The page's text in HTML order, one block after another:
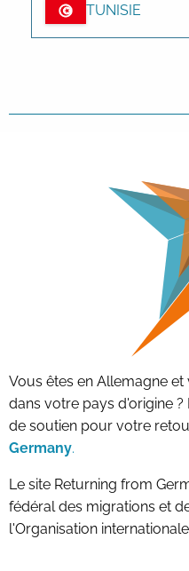
TUNISIE
Vous êtes en Allemagne
dans votre pays d'origine
de soutien pour votre
Germany.
Le site Returning from
fédéral des migrations et
l'Organisation